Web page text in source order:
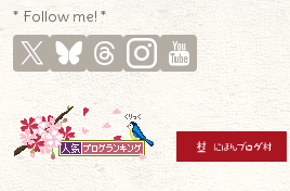
* Follow me! *